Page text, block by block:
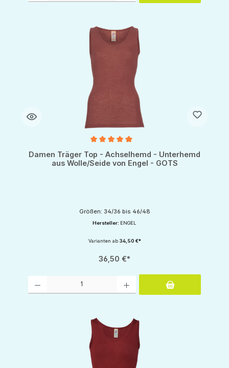
Durchschnittliche Bewertung von 5 von 5 Sternen
Damen Träger Top - Achselhemd - Unterhemd
aus Wolle/Seide von Engel - GOTS
Größen: 34/36 bis 46/48
Hersteller: ENGEL
Varianten ab34,50 €*
36,50 €*